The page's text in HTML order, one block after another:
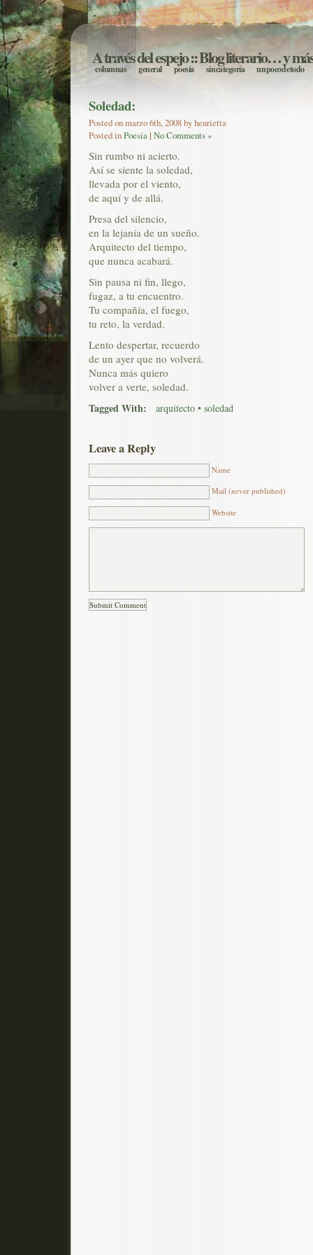
A través del espejo:: Blog literario… y
columnas general poesía sin categoría un poco de todo
Soledad:
Posted on marzo 6th, 2008 by henrietta
Posted inPoesía| No Comments »
Sin rumbo ni acierto.
Así se siente la soledad,
llevada por el viento,
de aquí y de allá.
Presa del silencio,
en la lejanía de un sueño.
Arquitecto del tiempo,
que nunca acabará.
Sin pausa ni fin, llego,
fugaz, a tu encuentro.
Tu compañía, el fuego,
tu reto, la verdad.
Lento despertar, recuerdo
de un ayer que no volverá.
Nunca más quiero
volver a verte, soledad.
Tagged With: arquitecto • soledad
Leave a Reply
Name
Mail (never published)
Website